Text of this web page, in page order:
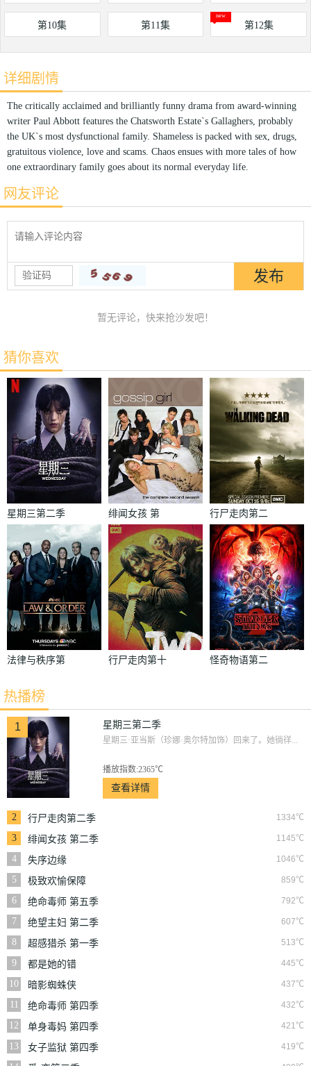
第10集 第11集 第12集
详细剧情
The critically acclaimed and brilliantly funny drama from award-winning
writer Paul Abbott features the Chatsworth Estate`s Gallaghers, probably
the UK`s most dysfunctional family. Shameless is packed with sex, drugs,
gratuitous violence, love and scams. Chaos ensues with more tales of how
one extraordinary family goes about its normal everyday life.
网友评论
暂无评论，快来抢沙发吧！
猜你喜欢
星期三第二季
绯闻女孩 第
二季
行尸走肉第二
季
法律与秩序第
行尸走肉第十
怪奇物语第二
热播榜
1 星期三第二季
星期三·亚当斯（珍娜·奥尔特加饰）回来了。她徜徉...
播放指数:2365℃
查看详情
2 1334℃
行尸走肉第二季
3
1145℃
绯闻女孩 第二季
4
1046℃
失序边缘
5
859℃
极致欢愉保障
6
792℃
绝命毒师 第五季
7
607℃
绝望主妇 第二季
8
513℃
超感猎杀 第一季
9
445℃
都是她的错
10
437℃
暗影蜘蛛侠
11
432℃
绝命毒师 第四季
12
421℃
单身毒妈 第四季
13
419℃
女子监狱 第四季